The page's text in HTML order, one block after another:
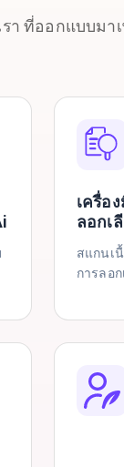
า ที่ออกแบบม
เครื่อ
ลอกเ
สแกนเ
การลอ